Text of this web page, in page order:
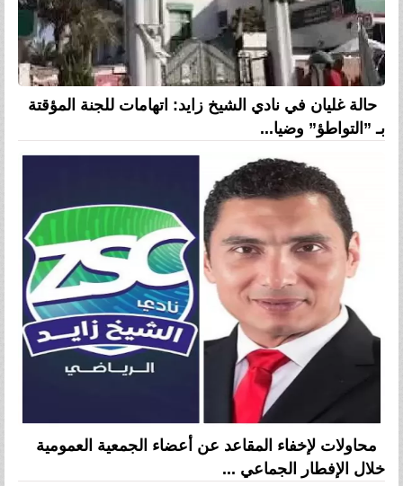
حالة غليان في نادي الشيخ زايد: اتهامات للجنة المؤقتة
بـ ”التواطؤ” وضيا...
محاولات لإخفاء المقاعد عن أعضاء الجمعية العمومية
خلال الإفطار الجماعي ...